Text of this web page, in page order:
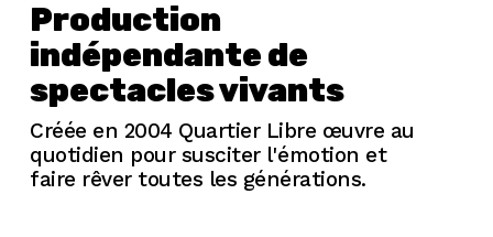
Production
indépendante de
spectacles vivants
Créée en 2004 Quartier Libre œuvre au
quotidien pour susciter l'émotion et
faire rêver toutes les générations.